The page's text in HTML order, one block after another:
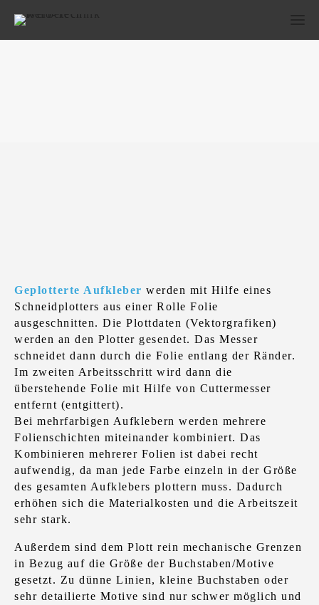
Geplotterte Aufkleber werden mit Hilfe eines
Schneidplotters aus einer Rolle Folie
ausgeschnitten. Die Plottdaten (Vektorgrafiken)
werden an den Plotter gesendet. Das Messer
schneidet dann durch die Folie entlang der Ränder.
Im zweiten Arbeitsschritt wird dann die
überstehende Folie mit Hilfe von Cuttermesser
entfernt (entgittert).
Bei mehrfarbigen Aufklebern werden mehrere
Folienschichten miteinander kombiniert. Das
Kombinieren mehrerer Folien ist dabei recht
aufwendig, da man jede Farbe einzeln in der Größe
des gesamten Aufklebers plottern muss. Dadurch
erhöhen sich die Materialkosten und die Arbeitszeit
sehr stark.
Außerdem sind dem Plott rein mechanische Grenzen
in Bezug auf die Größe der Buchstaben/Motive
gesetzt. Zu dünne Linien, kleine Buchstaben oder
sehr detailierte Motive sind nur schwer möglich und